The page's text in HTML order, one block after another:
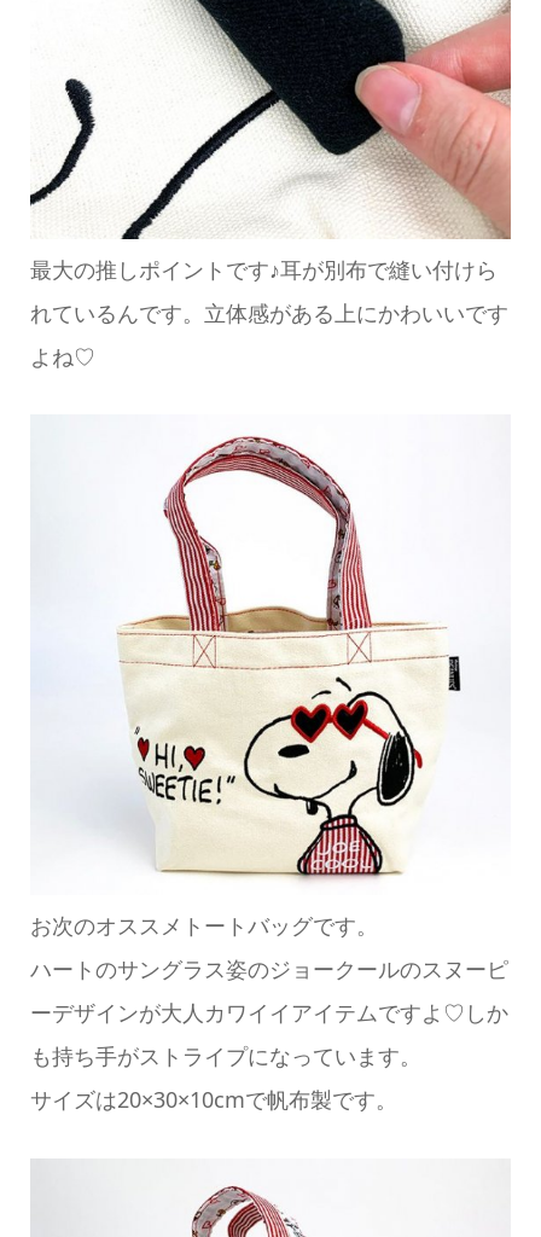
最大の推しポイントです♪耳が別布で縫い付けら
れているんです。立体感がある上にかわいいです
よね♡
お次のオススメトートバッグです。
ハートのサングラス姿のジョークールのスヌーピ
ーデザインが大人カワイイアイテムですよ♡しか
も持ち手がストライプになっています。
サイズは20×30×10cmで帆布製です。